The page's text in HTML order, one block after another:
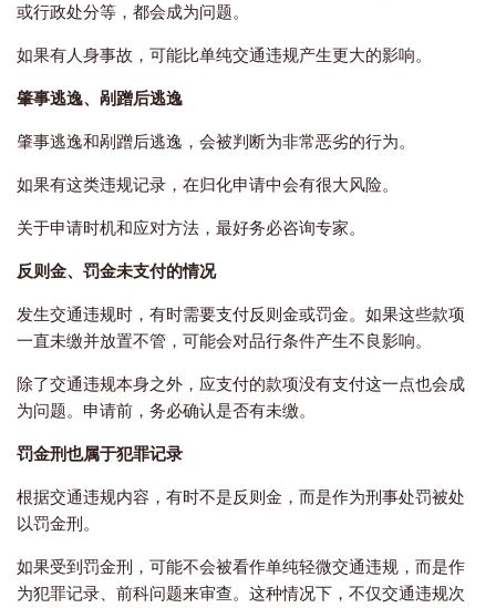
或行政处分等，都会成为问题。
如果有人身事故，可能比单纯交通违规产生更大的影响。
肇事逃逸、剐蹭后逃逸
肇事逃逸和剐蹭后逃逸，会被判断为非常恶劣的行为。
如果有这类违规记录，在归化申请中会有很大风险。
关于申请时机和应对方法，最好务必咨询专家。
反则金、罚金未支付的情况
发生交通违规时，有时需要支付反则金或罚金。如果这些款项
一直未缴并放置不管，可能会对品行条件产生不良影响。
除了交通违规本身之外，应支付的款项没有支付这一点也会成
为问题。申请前，务必确认是否有未缴。
罚金刑也属于犯罪记录
根据交通违规内容，有时不是反则金，而是作为刑事处罚被处
以罚金刑。
如果受到罚金刑，可能不会被看作单纯轻微交通违规，而是作
为犯罪记录、前科问题来审查。这种情况下，不仅交通违规次